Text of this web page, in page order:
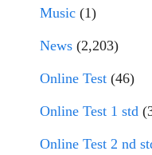
Music (1)
News (2,203)
Online Test (46)
Online Test 1 std
Online Test 2 nd